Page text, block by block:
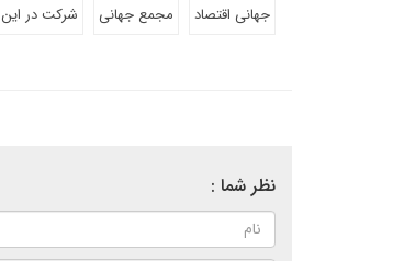
جهانی اقتصاد
مجمع جهانی شرکت در این
نظر شما :